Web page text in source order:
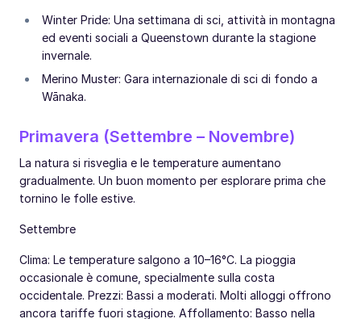
Winter Pride: Una settimana di sci, attività in montagna
ed eventi sociali a Queenstown durante la stagione
invernale.
Merino Muster: Gara internazionale di sci di fondo a
Wānaka.
Primavera (Settembre – Novembre)
La natura si risveglia e le temperature aumentano
gradualmente. Un buon momento per esplorare prima che
tornino le folle estive.
Settembre
Clima: Le temperature salgono a 10–16°C. La pioggia
occasionale è comune, specialmente sulla costa
occidentale. Prezzi: Bassi a moderati. Molti alloggi offrono
ancora tariffe fuori stagione. Affollamento: Basso nella